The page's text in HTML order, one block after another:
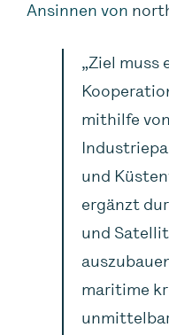
Ansinnen von
„Ziel muss
mithilfe
und
ergänzt
und
maritime